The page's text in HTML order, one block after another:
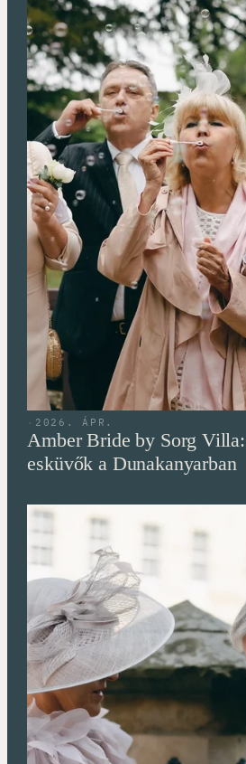
· 2026. ÁPR.
Amber Bride by Sorg
esküvők a Dunakanyarban